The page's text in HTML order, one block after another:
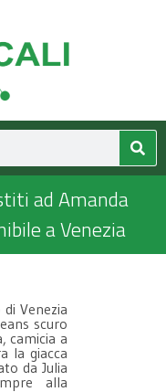
ad Amanda
a Venezia
Venezia
scuro
camicia a
la giacca
da Julia
alla